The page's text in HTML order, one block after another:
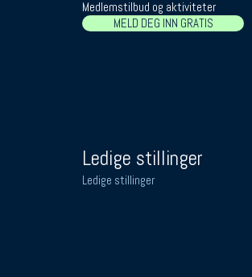
Medlemstilbud og aktiviteter
MELD DEG INN GRATIS
Ledige stillinger
Ledige stillinger